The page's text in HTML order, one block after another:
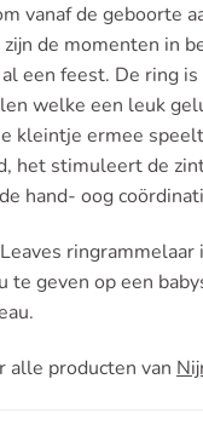
vanaf de geboorte
de momenten in
een feest. De ring
welke een leuk
kleintje ermee
het stimuleert de
hand- oog
te geven op een
alle producten van